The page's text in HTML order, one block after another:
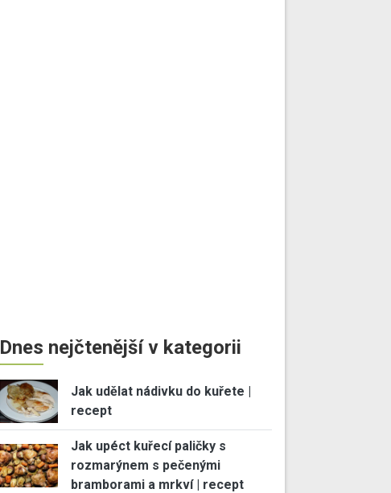
Dnes nejčtenější v kategorii
Jak udělat nádivku do kuřete |
recept
Jak upéct kuřecí paličky s
rozmarýnem s pečenými
bramborami a mrkví | recept